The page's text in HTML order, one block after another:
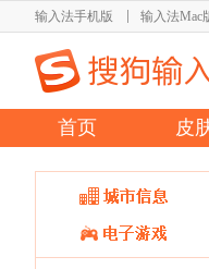
输入法手机版 输入法Mac
首页 皮